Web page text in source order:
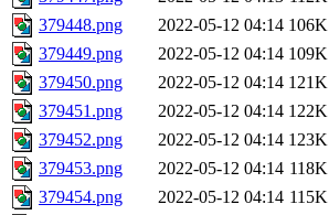
379448.png
2022-05-12 04:14 106K
379449.png
2022-05-12 04:14 109K
379450.png
2022-05-12 04:14 121K
379451.png
2022-05-12 04:14 122K
379452.png
2022-05-12 04:14 123K
379453.png
2022-05-12 04:14 118K
379454.png
2022-05-12 04:14 115K